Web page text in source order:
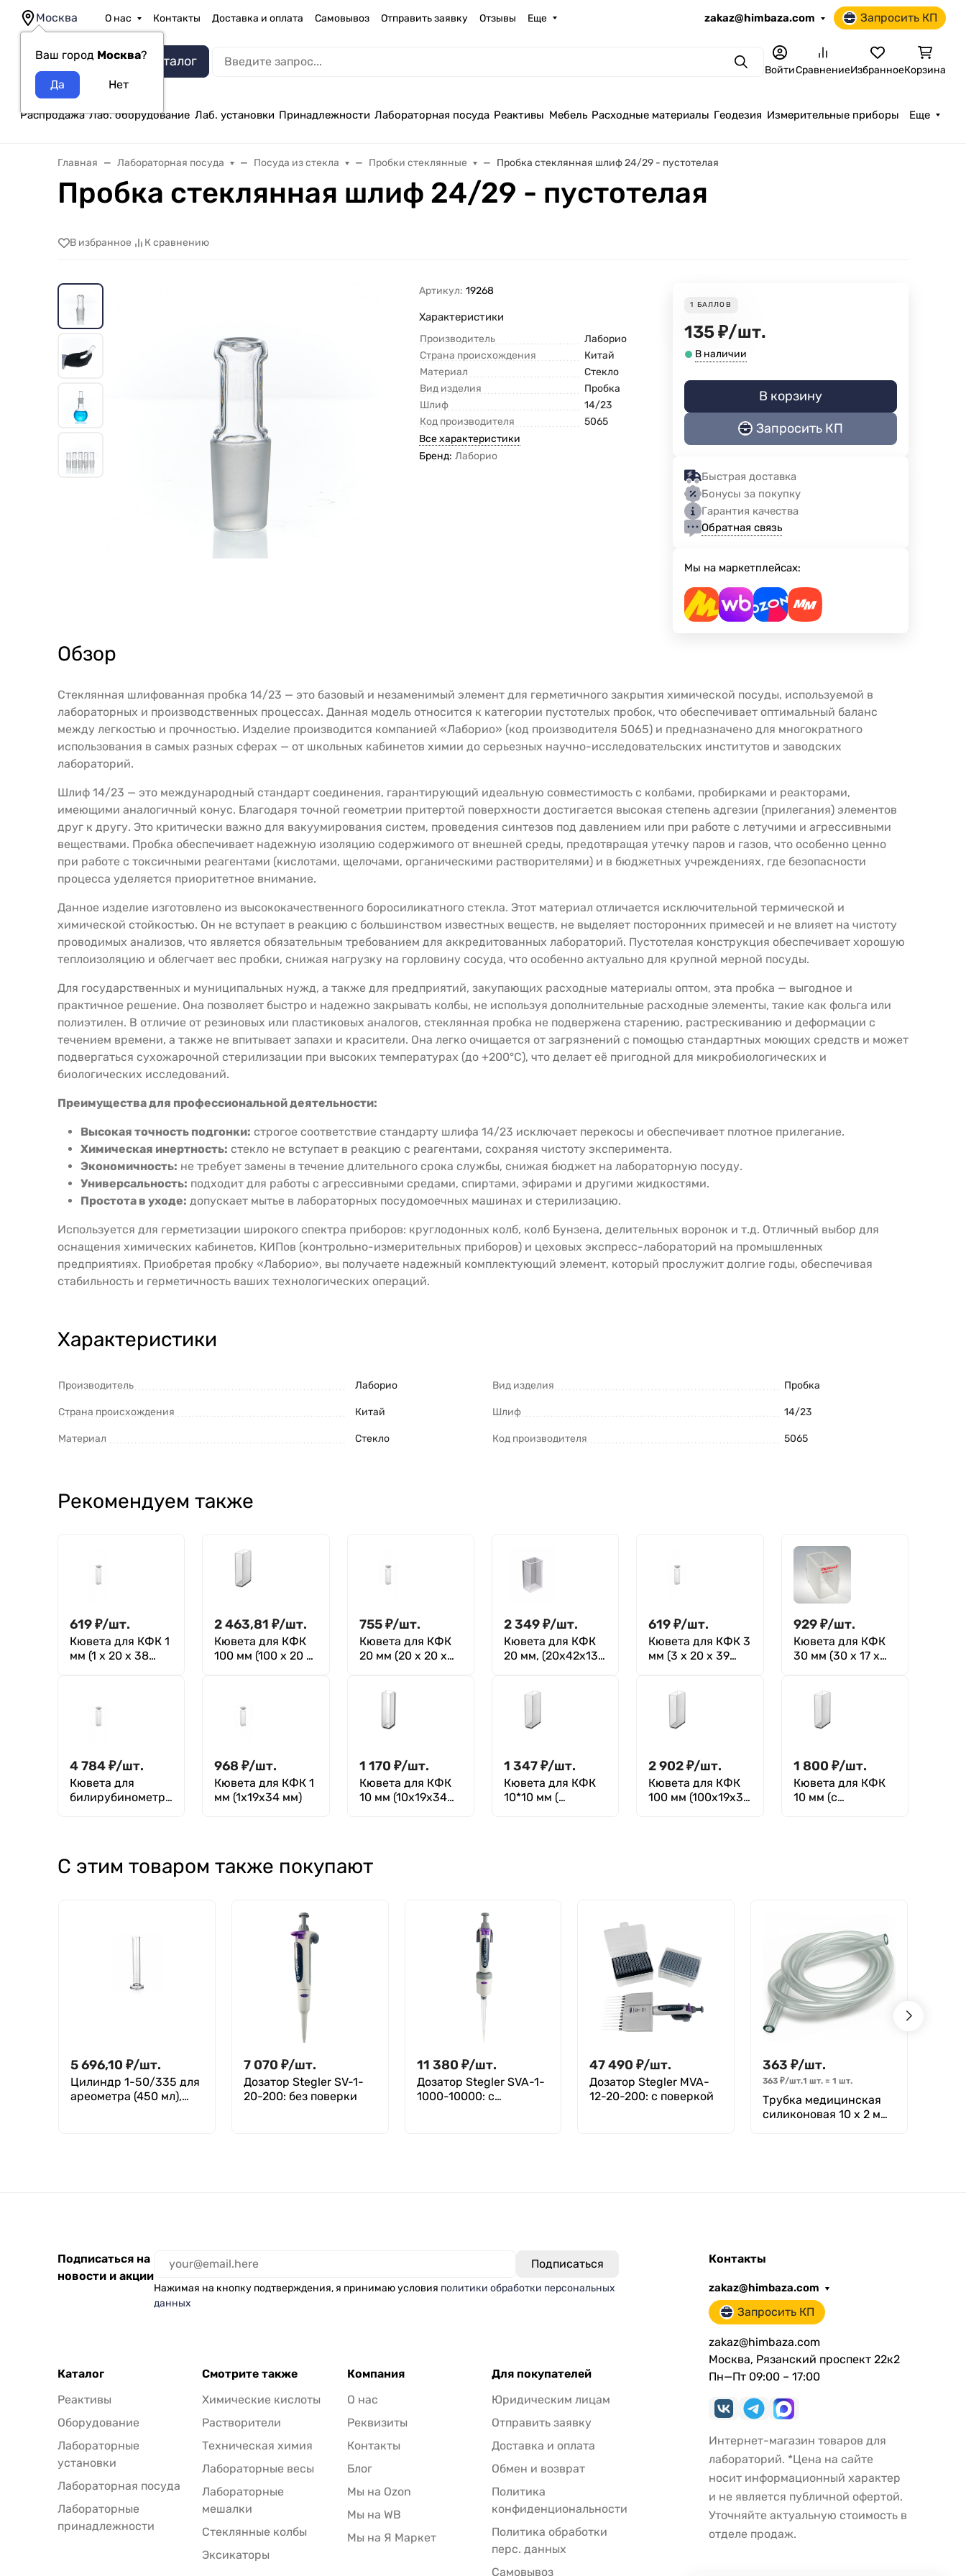
Москва
Ваш город Москва?
О нас Контакты Доставка и оплата Самовывоз Отправить заявку Отзывы Еще zakaz@himbaza.com Запросить КП
Каталог ПоискВойтиСравнениеИзбранноеКорзина
Распродажа Лаб. оборудование Лаб. установки Принадлежности Лабораторная посуда Реактивы Мебель Расходные материалы Геодезия Измерительные приборы Еще
Главная Лабораторная посуда Посуда из стекла Пробки стеклянные Пробка стеклянная шлиф 24/29 - пустотелая
Пробка стеклянная шлиф 24/29 - пустотелая
В избранное К сравнению
Артикул: 19268
Характеристики
Производитель
Лаборио
Страна происхождения
Китай
Материал
Стекло
Вид изделия
Пробка
Шлиф
14/23
Код производителя
5065
Все характеристики
Бренд: Лаборио
1 БАЛЛОВ
135₽/шт.
В наличии
В корзину
Запросить КП
Быстрая доставка
Бонусы за покупку
Гарантия качества
Обратная связь
Мы на маркетплейсах:
Обзор
Стеклянная шлифованная пробка 14/23 — это базовый и незаменимый элемент для герметичного закрытия химической посуды, используемой в
лабораторных и производственных процессах. Данная модель относится к категории пустотелых пробок, что обеспечивает оптимальный баланс
между легкостью и прочностью. Изделие производится компанией «Лаборио» (код производителя 5065) и предназначено для многократного
использования в самых разных сферах — от школьных кабинетов химии до серьезных научно-исследовательских институтов и заводских
лабораторий.
Шлиф 14/23 — это международный стандарт соединения, гарантирующий идеальную совместимость с колбами, пробирками и реакторами,
имеющими аналогичный конус. Благодаря точной геометрии притертой поверхности достигается высокая степень адгезии (прилегания) элементов
друг к другу. Это критически важно для вакуумирования систем, проведения синтезов под давлением или при работе с летучими и агрессивными
веществами. Пробка обеспечивает надежную изоляцию содержимого от внешней среды, предотвращая утечку паров и газов, что особенно ценно
при работе с токсичными реагентами (кислотами, щелочами, органическими растворителями) и в бюджетных учреждениях, где безопасности
процесса уделяется приоритетное внимание.
Данное изделие изготовлено из высококачественного боросиликатного стекла. Этот материал отличается исключительной термической и
химической стойкостью. Он не вступает в реакцию с большинством известных веществ, не выделяет посторонних примесей и не влияет на чистоту
проводимых анализов, что является обязательным требованием для аккредитованных лабораторий. Пустотелая конструкция обеспечивает хорошую
теплоизоляцию и облегчает вес пробки, снижая нагрузку на горловину сосуда, что особенно актуально для крупной мерной посуды.
Для государственных и муниципальных нужд, а также для предприятий, закупающих расходные материалы оптом, эта пробка — выгодное и
практичное решение. Она позволяет быстро и надежно закрывать колбы, не используя дополнительные расходные элементы, такие как фольга или
полиэтилен. В отличие от резиновых или пластиковых аналогов, стеклянная пробка не подвержена старению, растрескиванию и деформации с
течением времени, а также не впитывает запахи и красители. Она легко очищается от загрязнений с помощью стандартных моющих средств и может
подвергаться сухожарочной стерилизации при высоких температурах (до +200°C), что делает её пригодной для микробиологических и
биологических исследований.
Преимущества для профессиональной деятельности:
Высокая точность подгонки: строгое соответствие стандарту шлифа 14/23 исключает перекосы и обеспечивает плотное прилегание.
Химическая инертность: стекло не вступает в реакцию с реагентами, сохраняя чистоту эксперимента.
Экономичность: не требует замены в течение длительного срока службы, снижая бюджет на лабораторную посуду.
Универсальность: подходит для работы с агрессивными средами, спиртами, эфирами и другими жидкостями.
Простота в уходе: допускает мытье в лабораторных посудомоечных машинах и стерилизацию.
Используется для герметизации широкого спектра приборов: круглодонных колб, колб Бунзена, делительных воронок и т.д. Отличный выбор для
оснащения химических кабинетов, КИПов (контрольно-измерительных приборов) и цеховых экспресс-лабораторий на промышленных
предприятиях. Приобретая пробку «Лаборио», вы получаете надежный комплектующий элемент, который прослужит долгие годы, обеспечивая
стабильность и герметичность ваших технологических операций.
Характеристики
Производитель Лаборио
Страна происхождения Китай
Материал Стекло
Вид изделия Пробка
Шлиф 14/23
Код производителя 5065
Рекомендуем также
619₽/шт.
Кювета для КФК 1
мм (1 х 20 х 38
2 463,81 ₽/шт.
Кювета для КФК
100 мм (100 х 20 х
755₽/шт.
Кювета для КФК
20 мм (20 х 20 х
2 349₽/шт.
Кювета для КФК
20 мм, (20х42х13
619₽/шт.
Кювета для КФК 3
мм (3 х 20 х 39
929₽/шт.
Кювета для КФК
30 мм (30 х 17 х
4 784₽/шт.
Кювета для
билирубинометра
968 ₽/шт.
Кювета для КФК 1
мм (1х19х34 мм)
1 170 ₽/шт.
Кювета для КФК
10 мм (10х19х34
1 347₽/шт.
Кювета для КФК
10*10 мм (
2 902₽/шт.
Кювета для КФК
100 мм (100х19х34
1 800 ₽/шт.
Кювета для КФК
10 мм (с
С этим товаром также покупают
5 696,10 ₽/шт.
Цилиндр 1-50/335 для
ареометра (450 мл),
7 070 ₽/шт.
Дозатор Stegler SV-1-
20-200: без поверки
11 380 ₽/шт.
Дозатор Stegler SVA-1-
1000-10000: с
47 490 ₽/шт.
Дозатор Stegler MVA-
12-20-200: с поверкой
363 ₽/шт.
363 ₽/шт.1 шт. =1 шт.
Трубка медицинская
силиконовая 10 х 2 мм
Подписаться на
новости и акции
Нажимая на кнопку подтверждения, я принимаю условия политики обработки персональных
данных
Каталог
Реактивы
Оборудование
Лабораторные
установки
Лабораторная посуда
Лабораторные
принадлежности
Смотрите также
Химические кислоты
Растворители
Техническая химия
Лабораторные весы
Лабораторные
мешалки
Стеклянные колбы
Эксикаторы
Компания
О нас
Реквизиты
Контакты
Блог
Мы на Ozon
Мы на WB
Мы на Я Маркет
Для покупателей
Юридическим лицам
Отправить заявку
Доставка и оплата
Обмен и возврат
Политика
конфиденциональности
Политика обработки
перс. данных
Самовывоз
Контакты
zakaz@himbaza.com
Запросить КП
zakaz@himbaza.com
Москва, Рязанский проспект 22к2
Пн—Пт 09:00 – 17:00
Интернет-магазин товаров для
лабораторий. *Цена на сайте
носит информационный характер
и не является публичной офертой.
Уточняйте актуальную стоимость в
отделе продаж.